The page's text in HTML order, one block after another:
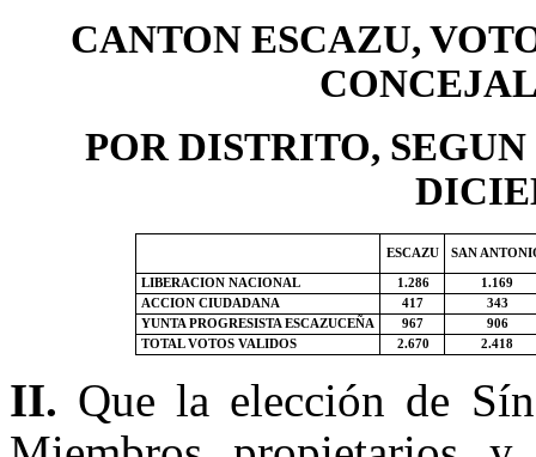
CANTON ESCAZU,
POR DISTRITO,
ESCAZU SAN
LIBERACION NACIONAL 1.286
1.169
ACCION CIUDADANA
417
343
YUNTA PROGRESISTA ESCAZUCEÑA
967
906
TOTAL VOTOS VALIDOS
2.670 2.418
II. Que la elección de